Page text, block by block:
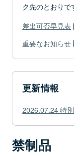
ク先のとおりで
差出可否早見表
重要なお知らせ
更新情報
2026.07.24 特
禁制品